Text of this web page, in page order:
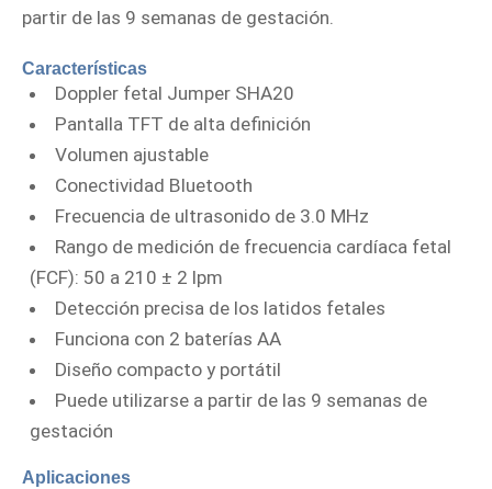
partir de las 9 semanas de gestación.
Características
Doppler fetal Jumper SHA20
Pantalla TFT de alta definición
Volumen ajustable
Conectividad Bluetooth
Frecuencia de ultrasonido de 3.0 MHz
Rango de medición de frecuencia cardíaca fetal
(FCF): 50 a 210 ± 2 lpm
Detección precisa de los latidos fetales
Funciona con 2 baterías AA
Diseño compacto y portátil
Puede utilizarse a partir de las 9 semanas de
gestación
Aplicaciones